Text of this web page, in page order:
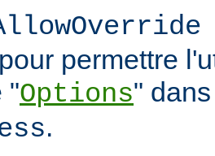
permettre
"Options"
.